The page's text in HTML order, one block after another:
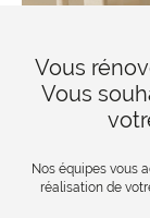
Vous
Vous
Nos équipes vous
réalisation de